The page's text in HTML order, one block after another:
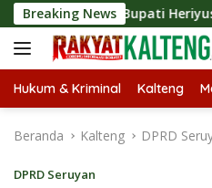
Langsung
ke
konten
Breaking News
2026, Bupati Heriyus Ikut
Hukum & Kriminal Kalteng
Beranda Kalteng DPRD
DPRD Seruyan